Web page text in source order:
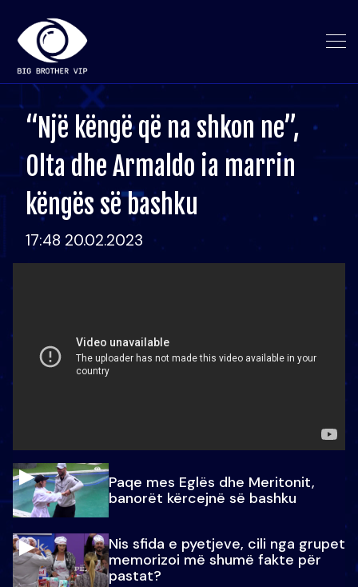
“Një këngë që na shkon ne”,
Olta dhe Armaldo ia marrin
këngës së bashku
17:48 20.02.2023
Paqe mes Eglës dhe Meritonit,
banorët kërcejnë së bashku
Nis sfida e pyetjeve, cili nga grupet
memorizoi më shumë fakte për
pastat?